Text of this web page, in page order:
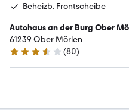
Beheizb. Frontscheibe
Autohaus an der Burg Ober
61239 Ober Mörlen
3.7 Sterne
(80)